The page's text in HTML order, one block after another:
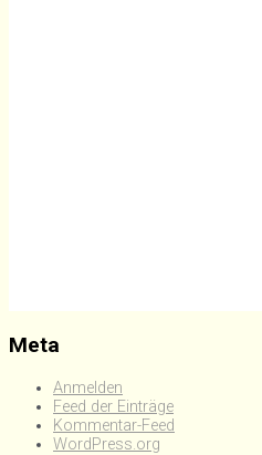
Meta
Anmelden
Feed der Einträge
Kommentar-Feed
WordPress.org